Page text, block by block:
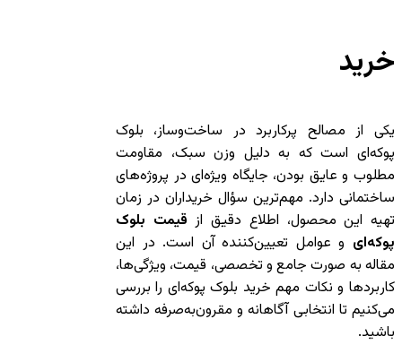
خرید
یکی از مصالح پرکاربرد در ساخت‌وساز، بلوک
پوکه‌ای است که به دلیل وزن سبک، مقاومت
مطلوب و عایق بودن، جایگاه ویژه‌ای در پروژه‌های
ساختمانی دارد. مهم‌ترین سؤال خریداران در زمان
تهیه این محصول، اطلاع دقیق از قیمت بلوک
پوکه‌ایو عوامل تعیین‌کننده آن است. در این
مقاله به صورت جامع و تخصصی، قیمت، ویژگی‌ها،
کاربردها و نکات مهم خرید بلوک پوکه‌ای را بررسی
می‌کنیم تا انتخابی آگاهانه و مقرون‌به‌صرفه داشته
باشید.